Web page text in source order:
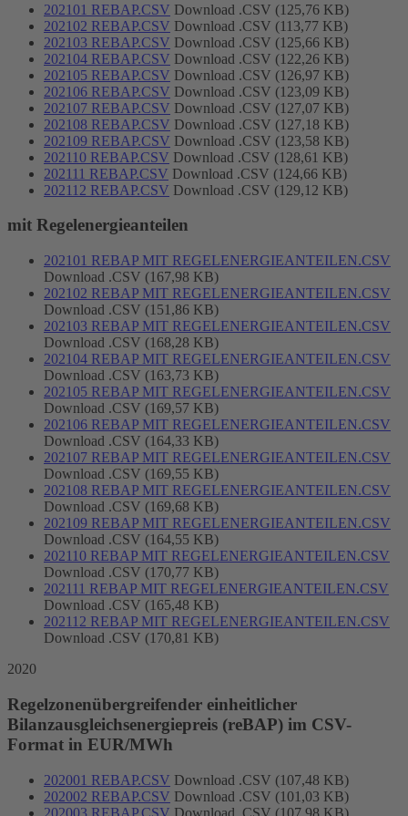
202101 REBAP.CSV Download .CSV (125,76 KB)
202102 REBAP.CSV Download .CSV (113,77 KB)
202103 REBAP.CSV Download .CSV (125,66 KB)
202104 REBAP.CSV Download .CSV (122,26 KB)
202105 REBAP.CSV Download .CSV (126,97 KB)
202106 REBAP.CSV Download .CSV (123,09 KB)
202107 REBAP.CSV Download .CSV (127,07 KB)
202108 REBAP.CSV Download .CSV (127,18 KB)
202109 REBAP.CSV Download .CSV (123,58 KB)
202110 REBAP.CSV Download .CSV (128,61 KB)
202111 REBAP.CSV Download .CSV (124,66 KB)
202112 REBAP.CSV Download .CSV (129,12 KB)
mit Regelenergieanteilen
202101 REBAP MIT REGELENERGIEANTEILEN.CSV
Download .CSV (167,98 KB)
202102 REBAP MIT REGELENERGIEANTEILEN.CSV
Download .CSV (151,86 KB)
202103 REBAP MIT REGELENERGIEANTEILEN.CSV
Download .CSV (168,28 KB)
202104 REBAP MIT REGELENERGIEANTEILEN.CSV
Download .CSV (163,73 KB)
202105 REBAP MIT REGELENERGIEANTEILEN.CSV
Download .CSV (169,57 KB)
202106 REBAP MIT REGELENERGIEANTEILEN.CSV
Download .CSV (164,33 KB)
202107 REBAP MIT REGELENERGIEANTEILEN.CSV
Download .CSV (169,55 KB)
202108 REBAP MIT REGELENERGIEANTEILEN.CSV
Download .CSV (169,68 KB)
202109 REBAP MIT REGELENERGIEANTEILEN.CSV
Download .CSV (164,55 KB)
202110 REBAP MIT REGELENERGIEANTEILEN.CSV
Download .CSV (170,77 KB)
202111 REBAP MIT REGELENERGIEANTEILEN.CSV
Download .CSV (165,48 KB)
202112 REBAP MIT REGELENERGIEANTEILEN.CSV
Download .CSV (170,81 KB)
2020
Regelzonenübergreifender einheitlicher
Bilanzausgleichsenergiepreis (reBAP) im CSV-
Format in EUR/MWh
202001 REBAP.CSV Download .CSV (107,48 KB)
202002 REBAP.CSV Download .CSV (101,03 KB)
202003 REBAP.CSV Download .CSV (107,98 KB)